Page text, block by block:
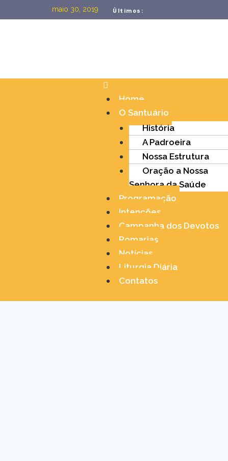
maio 30, 2019 Últimos:
Home
O Santuário
História
A Padroeira
Nossa Estrutura
Oração a Nossa
Senhora da Saúde
Programação
Intenções
Campanha dos Devotos
Romarias
Notícias
Liturgia Diária
Contatos